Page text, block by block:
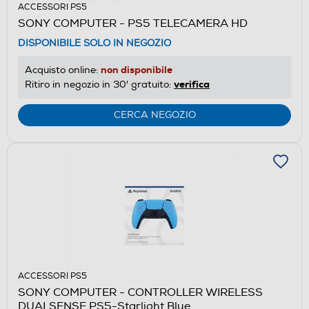
ACCESSORI PS5
SONY COMPUTER - PS5 TELECAMERA HD
DISPONIBILE SOLO IN NEGOZIO
Acquisto online: non disponibile
Ritiro in negozio in 30' gratuito: verifica
CERCA NEGOZIO
ACCESSORI PS5
SONY COMPUTER - CONTROLLER WIRELESS
DUALSENSE PS5-Starlight Blue